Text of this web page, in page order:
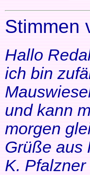
Stimmen
Hallo
ich bin
und kann
morgen
Grüße aus
K. Pfalzner